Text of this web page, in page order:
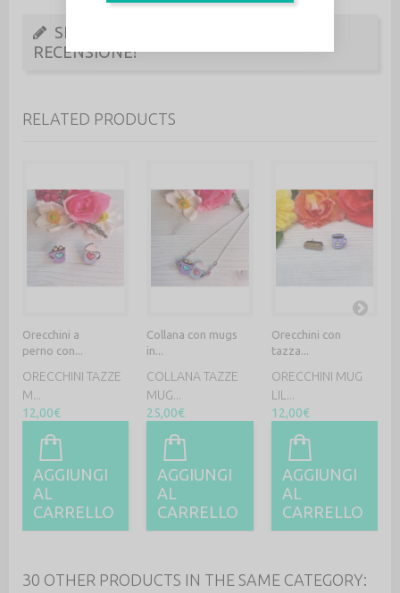
SII IL PRIMO A SCRIVERE UNA
RECENSIONE!
RELATED PRODUCTS
Orecchini a
perno con...
ORECCHINI TAZZE
M...
12,00€
AGGIUNGI
AL
CARRELLO
Collana con mugs
in...
COLLANA TAZZE
MUG...
25,00€
AGGIUNGI
AL
CARRELLO
Orecchini con
tazza...
ORECCHINI MUG
LIL...
12,00€
AGGIUNGI
AL
CARRELLO
30 OTHER PRODUCTS IN THE SAME CATEGORY: